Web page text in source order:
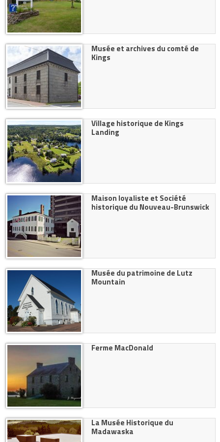
Musée et archives du comté de
Kings
Village historique de Kings
Landing
Maison loyaliste et Société
historique du Nouveau-Brunswick
Musée du patrimoine de Lutz
Mountain
Ferme MacDonald
La Musée Historique du
Madawaska